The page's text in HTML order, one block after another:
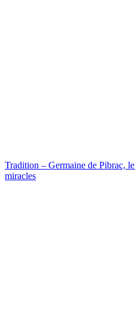
Tradition – Germaine de Pibrac,
miracles